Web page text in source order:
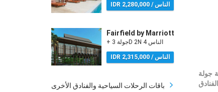
IDR 2,280,000 / الناس
Fairfield by Marriott
+ جولة 3D 2N 4 الناس
IDR 2,315,000 / الناس
باقات الرحلات السياحية والفنادق الأخرى